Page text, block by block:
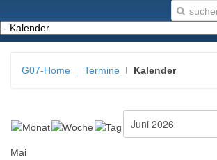
G07-Home Termine Kalender
Mai